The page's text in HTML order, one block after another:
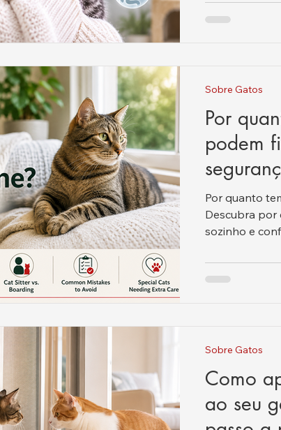
Por
podem
Por quanto
Descubra por
sozinho e
Sobre Gatos
Como
ao seu
Sobre Gatos